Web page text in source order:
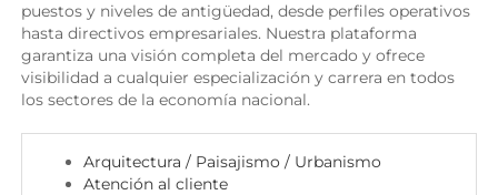
ofertas
de
trabajo
Subir
CV
Acceso
Idioma
puestos y niveles de antigüedad, desde perfiles operativos
hasta directivos empresariales. Nuestra plataforma
garantiza una visión completa del mercado y ofrece
visibilidad a cualquier especialización y carrera en todos
los sectores de la economía nacional.
Arquitectura / Paisajismo / Urbanismo
Atención al cliente